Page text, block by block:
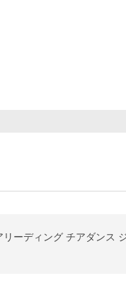
ーディング チアダンス